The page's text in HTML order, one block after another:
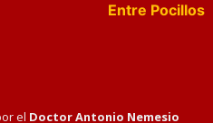
Entre Pocillos
el Doctor Antonio Nemesio